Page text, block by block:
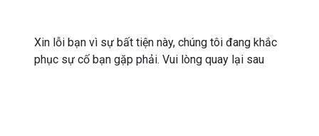
Xin lỗi bạn vì sự bất tiện này, chúng tôi đang khắc
phục sự cố bạn gặp phải. Vui lòng quay lại sau